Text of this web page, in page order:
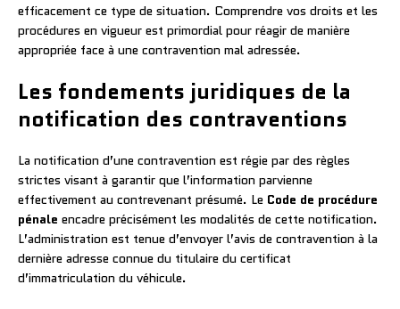
efficacement ce type de situation. Comprendre vos droits et les
procédures en vigueur est primordial pour réagir de manière
appropriée face à une contravention mal adressée.
Les fondements juridiques de la
notification des contraventions
La notification d’une contravention est régie par des règles
strictes visant à garantir que l’information parvienne
effectivement au contrevenant présumé. Le Code de procédure
pénale encadre précisément les modalités de cette notification.
L’administration est tenue d’envoyer l’avis de contravention à la
dernière adresse connue du titulaire du certificat
d’immatriculation du véhicule.